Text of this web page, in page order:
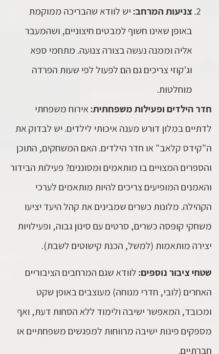
צניעות המרחב: יש לוודא שהבריכה ממוקמת
באופן שאינו חשוף למבטים חיצוניים, ושהמעבר
אליה וממנה נעשה בצורה צנועה. מתחמי ספא
וג'קוזי צריכים גם הם לפעול לפי שעות הפרדה
מוחלטות.
חדר הילדים ופעילות משפחתית:אירוח משפחתי
לדתיים במלון דורש מענה איכותי לילדים. יש לבדוק את
ה"קידס קלאב" או חדר הילדים. האם המשחקים, התוכן
והספרים המצויים בו מותאמים ומסוננים? פעילות הבידור
והאמנים המופיעים צריכים להיות מותאמים לערכי
הקהילה. מלונות כשרים שמבינים את קהל היעד יציעו
משחקי קופסה כשרים, סרטים עם סינון גבוה, ופעילויות
יצירה מותאמות (למשל, הכנת קישוטים לשבת).
שטחי ציבור נוספים: לוודא שגם המרחבים הציבוריים
האחרים (לובי, חדרי מנוחה) מעוצבים באופן שקט
ומכובד, המאפשר ישיבה ולימוד ללא הסחות דעת, ואף
מספקים פינות ישיבה מרווחות למפגשים משפחתיים או
חברתיים.